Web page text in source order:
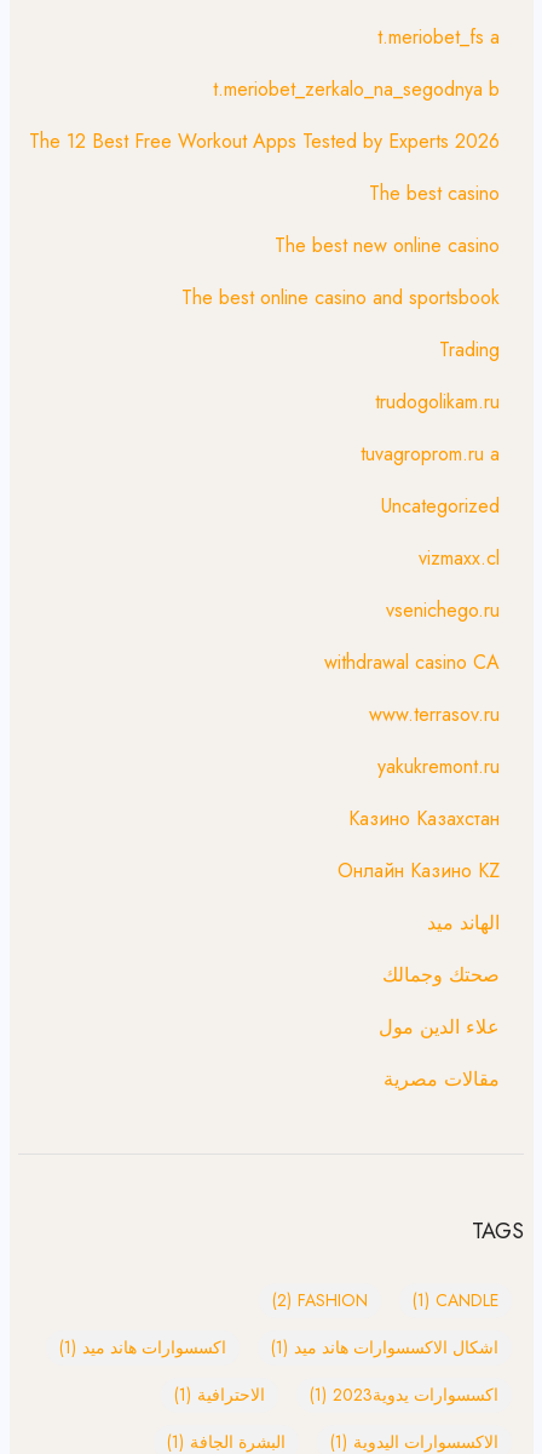
t.meriobet_fs a
t.meriobet_zerkalo_na_segodnya b
The 12 Best Free Workout Apps Tested by Experts 2026
The best casino
The best new online casino
The best online casino and sportsbook
Trading
trudogolikam.ru
tuvagroprom.ru a
Uncategorized
vizmaxx.cl
vsenichego.ru
withdrawal casino CA
www.terrasov.ru
yakukremont.ru
Казино Казахстан
Онлайн Казино KZ
الهاند ميد
صحتك وجمالك
علاء الدين مول
مقالات مصرية
TAGS
CANDLE
(1)
FASHION
(2)
اشكال الاكسسوارات هاند ميد (1) اكسسوارات هاند ميد (1)
اكسسوارات يدوية2023
(1) الاحترافية (1)
الاكسسوارات اليدوية (1) البشرة الجافة (1)